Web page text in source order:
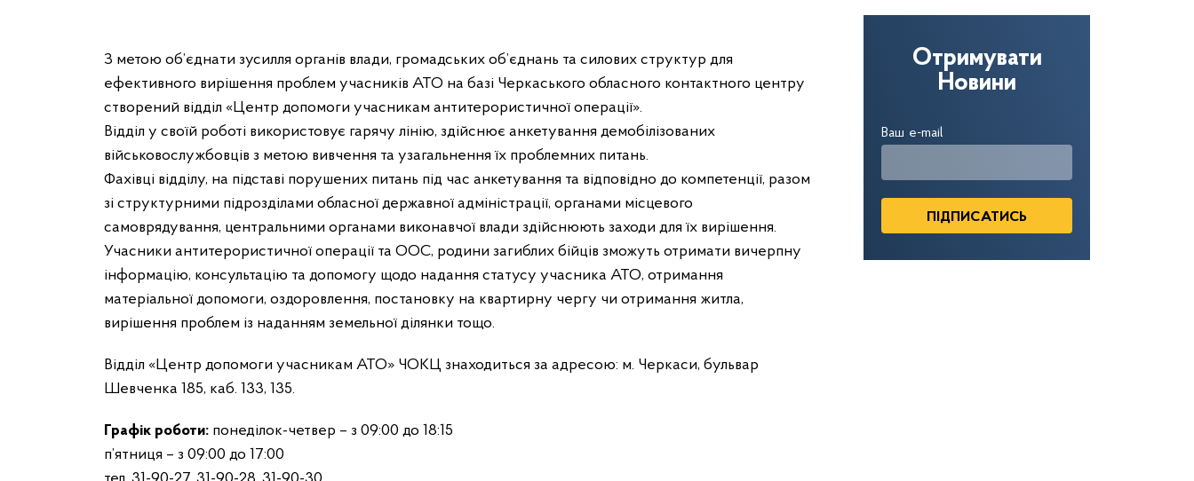
З метою об’єднати зусилля органів влади, громадських об’єднань та силових структур для
ефективного вирішення проблем учасників АТО на базі Черкаського обласного контактного центру
створений відділ «Центр допомоги учасникам антитерористичної операції».
Відділ у своїй роботі використовує гарячу лінію, здійснює анкетування демобілізованих
військовослужбовців з метою вивчення та узагальнення їх проблемних питань.
Фахівці відділу, на підставі порушених питань під час анкетування та відповідно до компетенції, разом
зі структурними підрозділами обласної державної адміністрації, органами місцевого
самоврядування, центральними органами виконавчої влади здійснюють заходи для їх вирішення.
Учасники антитерористичної операції та ООС, родини загиблих бійців зможуть отримати вичерпну
інформацію, консультацію та допомогу щодо надання статусу учасника АТО, отримання
матеріальної допомоги, оздоровлення, постановку на квартирну чергу чи отримання житла,
вирішення проблем із наданням земельної ділянки тощо.
Відділ «Центр допомоги учасникам АТО» ЧОКЦ знаходиться за адресою: м. Черкаси, бульвар
Шевченка 185, каб. 133, 135.
Графік роботи: понеділок-четвер – з 09:00 до 18:15
п’ятниця – з 09:00 до 17:00
Отримувати
Новини
Ваш e-mail